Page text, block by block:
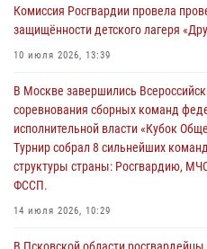
безопасности во время
02 августа 2026, 13:28
улицу Труда
31 июля 2026, 13:53
В Санкт-Петербурге прошел
Всероссийского конкурса
сотрудников вневедомственной
Росгвардейцы одержали победу
Комиссия Росгвардии провела
защищённости детского лагеря
10 июля 2026, 13:39
В Москве завершились
соревнования сборных команд
исполнительной власти «Кубок
Турнир собрал 8 сильнейших
структуры страны: Росгвардию,
ФССП.
14 июля 2026, 10:29
В Псковской области росгвардейцы